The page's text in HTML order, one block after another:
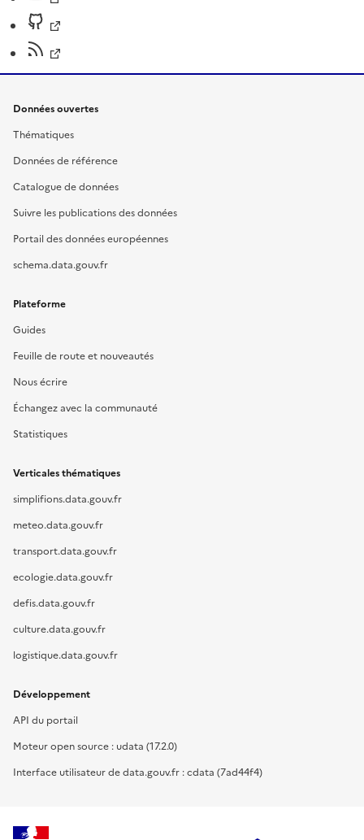
Données ouvertes
Thématiques
Données de référence
Catalogue de données
Suivre les publications des données
Portail des données européennes
schema.data.gouv.fr
Plateforme
Guides
Feuille de route et nouveautés
Nous écrire
Échangez avec la communauté
Statistiques
Verticales thématiques
simplifions.data.gouv.fr
meteo.data.gouv.fr
transport.data.gouv.fr
ecologie.data.gouv.fr
defis.data.gouv.fr
culture.data.gouv.fr
logistique.data.gouv.fr
Développement
API du portail
Moteur open source : udata (17.2.0)
Interface utilisateur de data.gouv.fr : cdata (7ad44f4)